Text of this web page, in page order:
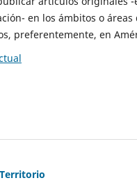
en los ámbitos o
preferentemente, en